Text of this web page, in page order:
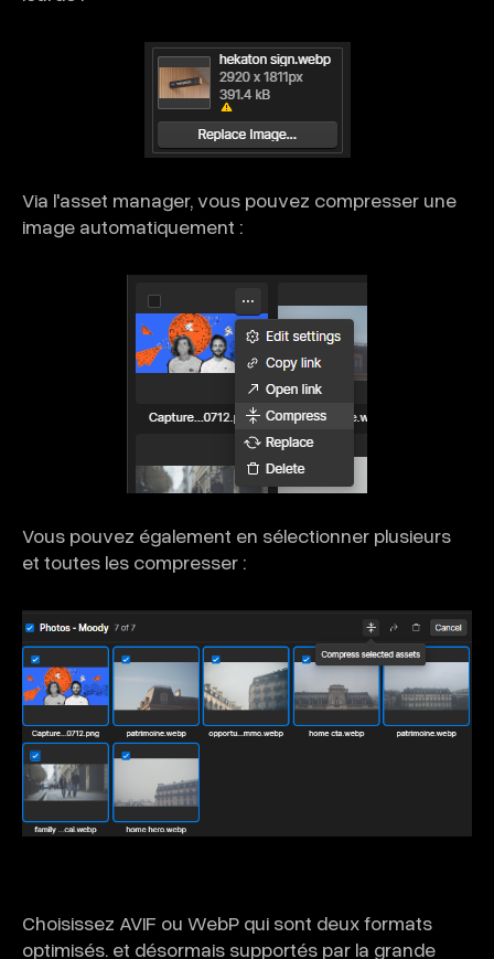
Via l'asset manager, vous pouvez compresser une
image automatiquement :
Vous pouvez également en sélectionner plusieurs
et toutes les compresser :
Choisissez AVIF ou WebP qui sont deux formats
optimisés. et désormais supportés par la grande